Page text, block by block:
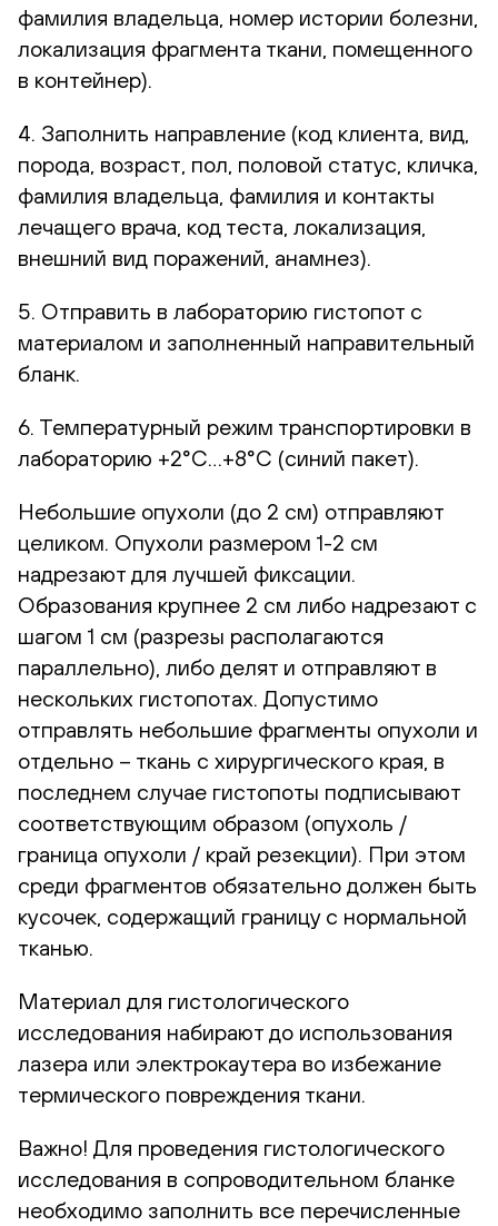
фамилия владельца, номер истории болезни,
локализация фрагмента ткани, помещенного
в контейнер).
4. Заполнить направление (код клиента, вид,
порода, возраст, пол, половой статус, кличка,
фамилия владельца, фамилия и контакты
лечащего врача, код теста, локализация,
внешний вид поражений, анамнез).
5. Отправить в лабораторию гистопот с
материалом и заполненный направительный
бланк.
6. Температурный режим транспортировки в
лабораторию +2°С…+8°С (синий пакет).
Небольшие опухоли (до 2 см) отправляют
целиком. Опухоли размером 1-2 см
надрезают для лучшей фиксации.
Образования крупнее 2 см либо надрезают с
шагом 1 см (разрезы располагаются
параллельно), либо делят и отправляют в
нескольких гистопотах. Допустимо
отправлять небольшие фрагменты опухоли и
отдельно – ткань с хирургического края, в
последнем случае гистопоты подписывают
соответствующим образом (опухоль /
граница опухоли / край резекции). При этом
среди фрагментов обязательно должен быть
кусочек, содержащий границу с нормальной
тканью.
Материал для гистологического
исследования набирают до использования
лазера или электрокаутера во избежание
термического повреждения ткани.
Важно! Для проведения гистологического
исследования в сопроводительном бланке
необходимо заполнить все перечисленные